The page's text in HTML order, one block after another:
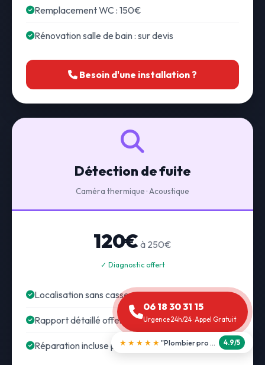
Remplacement WC : 150€
Rénovation salle de bain : sur devis
Besoin d'une installation ?
Détection de fuite
Caméra thermique · Acoustique
120€ à 250€
✓ Diagnostic offert
Localisation sans casse
Rapport détaillé offert
Réparation incluse possible
06 18 30 31 15
Urgence 24h/24 · Appel Gratuit
★★★★★ "Débouchage WC en 30 min" 5.0/5